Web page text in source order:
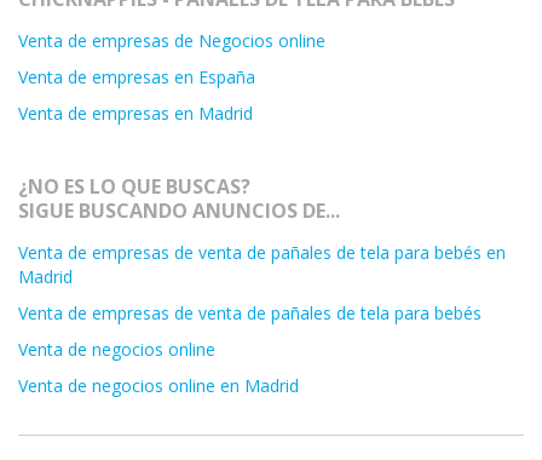
Venta de empresas de Negocios online
Venta de empresas en España
Venta de empresas en Madrid
¿NO ES LO QUE BUSCAS?
SIGUE BUSCANDO ANUNCIOS DE...
Venta de empresas de venta de pañales de tela para bebés en
Madrid
Venta de empresas de venta de pañales de tela para bebés
Venta de negocios online
Venta de negocios online en Madrid